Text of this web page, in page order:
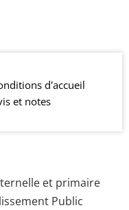
d'accueil
et notes
et primaire
Public